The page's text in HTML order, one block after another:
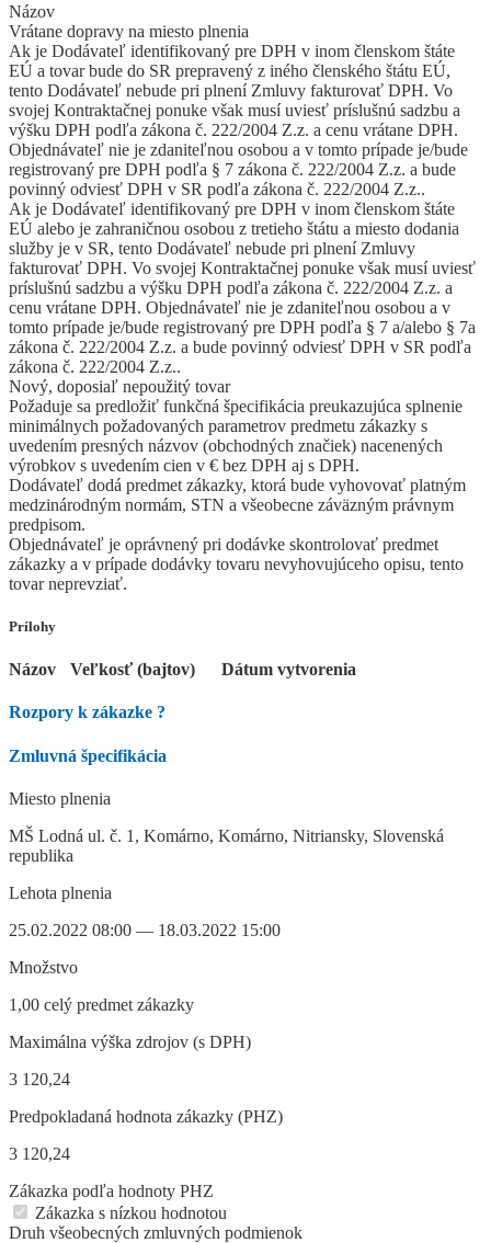
Názov
Vrátane dopravy na miesto plnenia
Ak je Dodávateľ identifikovaný pre DPH v inom členskom štáte
EÚ a tovar bude do SR prepravený z iného členského štátu EÚ,
tento Dodávateľ nebude pri plnení Zmluvy fakturovať DPH. Vo
svojej Kontraktačnej ponuke však musí uviesť príslušnú sadzbu a
výšku DPH podľa zákona č. 222/2004 Z.z. a cenu vrátane DPH.
Objednávateľ nie je zdaniteľnou osobou a v tomto prípade je/bude
registrovaný pre DPH podľa § 7 zákona č. 222/2004 Z.z. a bude
povinný odviesť DPH v SR podľa zákona č. 222/2004 Z.z..
Ak je Dodávateľ identifikovaný pre DPH v inom členskom štáte
EÚ alebo je zahraničnou osobou z tretieho štátu a miesto dodania
služby je v SR, tento Dodávateľ nebude pri plnení Zmluvy
fakturovať DPH. Vo svojej Kontraktačnej ponuke však musí uviesť
príslušnú sadzbu a výšku DPH podľa zákona č. 222/2004 Z.z. a
cenu vrátane DPH. Objednávateľ nie je zdaniteľnou osobou a v
tomto prípade je/bude registrovaný pre DPH podľa § 7 a/alebo § 7a
zákona č. 222/2004 Z.z. a bude povinný odviesť DPH v SR podľa
zákona č. 222/2004 Z.z..
Nový, doposiaľ nepoužitý tovar
Požaduje sa predložiť funkčná špecifikácia preukazujúca splnenie
minimálnych požadovaných parametrov predmetu zákazky s
uvedením presných názvov (obchodných značiek) nacenených
výrobkov s uvedením cien v € bez DPH aj s DPH.
Dodávateľ dodá predmet zákazky, ktorá bude vyhovovať platným
medzinárodným normám, STN a všeobecne záväzným právnym
predpisom.
Objednávateľ je oprávnený pri dodávke skontrolovať predmet
zákazky a v prípade dodávky tovaru nevyhovujúceho opisu, tento
tovar neprevziať.
Prílohy
Názov Veľkosť (bajtov) Dátum vytvorenia
Rozpory k zákazke ?
Zmluvná špecifikácia
Miesto plnenia
MŠ Lodná ul. č. 1, Komárno, Komárno, Nitriansky, Slovenská
republika
Lehota plnenia
25.02.2022 08:00 — 18.03.2022 15:00
Množstvo
1,00 celý predmet zákazky
Maximálna výška zdrojov (s DPH)
3 120,24
Predpokladaná hodnota zákazky (PHZ)
3 120,24
Zákazka podľa hodnoty PHZ
Zákazka s nízkou hodnotou
Druh všeobecných zmluvných podmienok